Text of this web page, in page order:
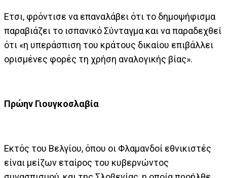
Ετσι, φρόντισε να επαναλάβει ότι το δημοψήφισμα
παραβιάζει το ισπανικό Σύνταγμα και να παραδεχθεί
ότι «η υπεράσπιση του κράτους δικαίου επιβάλλει
ορισμένες φορές τη χρήση αναλογικής βίας».
Πρώην Γιουγκοσλαβία
Εκτός του Βελγίου, όπου οι Φλαμανδοί εθνικιστές
είναι μείζων εταίρος του κυβερνώντος